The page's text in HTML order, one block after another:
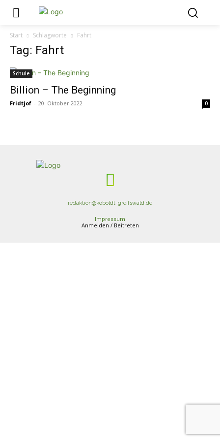
Start Schlagworte Fahrt
Tag: Fahrt
Schule
Billion – The Beginning
Fridtjof - 20. Oktober 2022 0
redaktion@koboldt-greifswald.de
Impressum
Anmelden / Beitreten